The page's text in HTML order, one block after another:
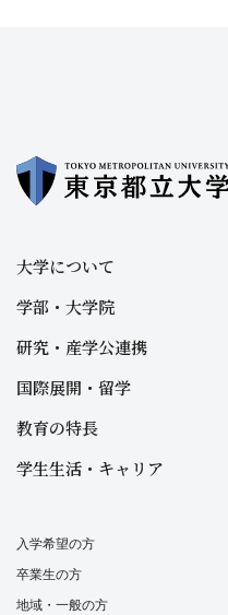
大学について
学部・大学院
研究・産学公連携
国際展開・留学
教育の特長
学生生活・キャリア
入学希望の方
卒業生の方
地域・一般の方